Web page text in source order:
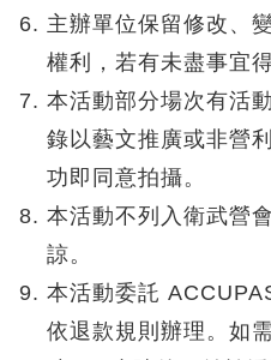
主辦單位保留修改、
權利，若有未盡事宜
本活動部分場次有活
錄以藝文推廣或非營
功即同意拍攝。
本活動不列入衛武營
諒。
本活動委託
依退款規則辦理。如